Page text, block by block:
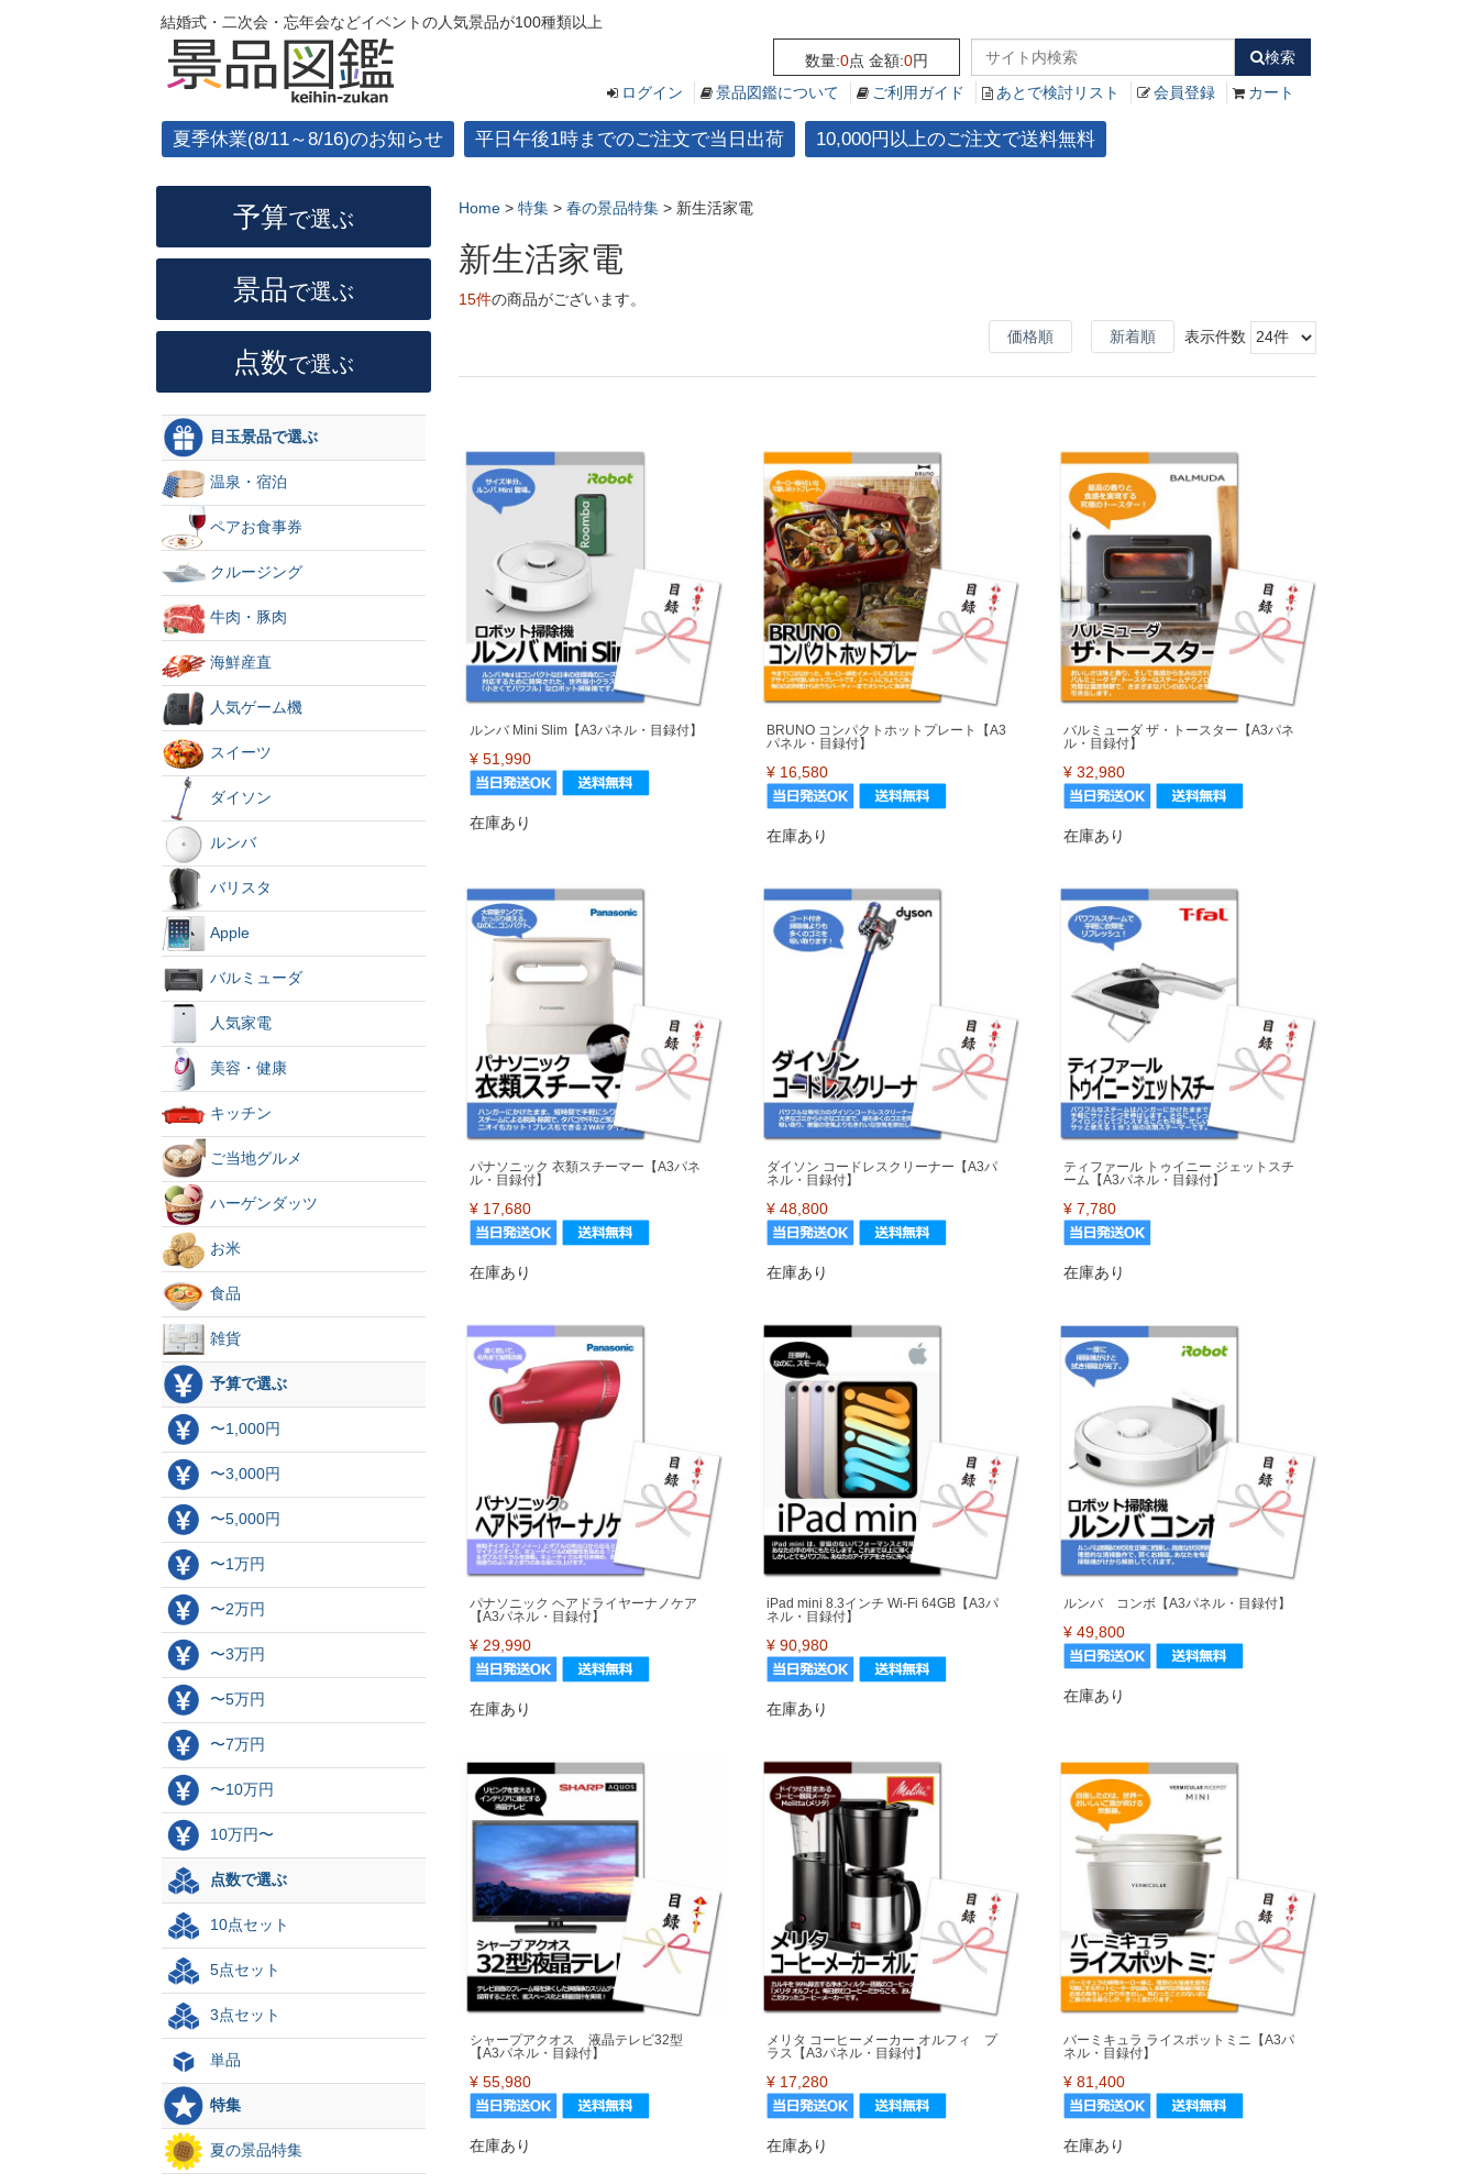
結婚式・二次会・忘年会などイベントの人気景品が100種類以上
数量:0点 金額:0円
検索
ログイン
景品図鑑について ご利用ガイド あとで検討リスト 会員登録 カート
夏季休業(8/11～8/16)のお知らせ 平日午後1時までのご注文で当日出荷 10,000円以上のご注文で送料無料
Home > 特集 > 春の景品特集 > 新生活家電
新生活家電
15件の商品がございます。
価格順 新着順 表示件数
ルンバ Mini Slim【A3パネル・目録付】
¥ 51,990
在庫あり
BRUNO コンパクトホットプレート【A3
パネル・目録付】
¥ 16,580
在庫あり
バルミューダ ザ・トースター【A3パネ
ル・目録付】
¥ 32,980
在庫あり
パナソニック 衣類スチーマー【A3パネ
ル・目録付】
¥ 17,680
在庫あり
ダイソン コードレスクリーナー【A3パ
ネル・目録付】
¥ 48,800
在庫あり
ティファール トゥイニー ジェットスチ
ーム【A3パネル・目録付】
¥ 7,780
在庫あり
パナソニック ヘアドライヤーナノケア
【A3パネル・目録付】
¥ 29,990
在庫あり
iPad mini 8.3インチ Wi-Fi 64GB【A3パ
ネル・目録付】
¥ 90,980
在庫あり
ルンバ コンボ【A3パネル・目録付】
¥ 49,800
在庫あり
シャープアクオス 液晶テレビ32型
【A3パネル・目録付】
¥ 55,980
在庫あり
メリタ コーヒーメーカー オルフィ プ
ラス【A3パネル・目録付】
¥ 17,280
在庫あり
バーミキュラ ライスポットミニ【A3パ
ネル・目録付】
¥ 81,400
在庫あり
予算で選ぶ
景品で選ぶ
点数で選ぶ
目玉景品で選ぶ
温泉・宿泊
ペアお食事券
クルージング
牛肉・豚肉
海鮮産直
人気ゲーム機
スイーツ
ダイソン
ルンバ
バリスタ
Apple
バルミューダ
人気家電
美容・健康
キッチン
ご当地グルメ
ハーゲンダッツ
お米
食品
雑貨
予算で選ぶ
〜1,000円
〜3,000円
〜5,000円
〜1万円
〜2万円
〜3万円
〜5万円
〜7万円
〜10万円
10万円〜
点数で選ぶ
10点セット
5点セット
3点セット
単品
特集
夏の景品特集